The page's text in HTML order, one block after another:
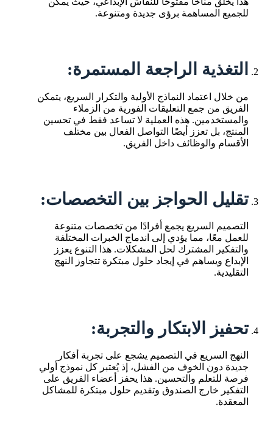
للجميع المساهمة برؤى جديدة ومتنوعة.
التغذية الراجعة المستمرة:
من خلال اعتماد النماذج الأولية والتكرار السريع، يتمكن
الفريق من جمع التعليقات الفورية من الزملاء
والمستخدمين. هذه العملية لا تساعد فقط في تحسين
المنتج، بل تعزز أيضًا التواصل الفعال بين مختلف
الأقسام والوظائف داخل الفريق.
تقليل الحواجز بين التخصصات:
التصميم السريع يجمع أفرادًا من تخصصات متنوعة
للعمل معًا، مما يؤدي إلى اندماج الخبرات المختلفة
والتفكير المشترك لحل المشكلات. هذا التنوع يعزز
الإبداع ويساهم في إيجاد حلول مبتكرة تتجاوز النهج
التقليدية.
تحفيز الابتكار والتجربة:
النهج السريع في التصميم يشجع على تجربة أفكار
جديدة دون الخوف من الفشل، إذ يُعتبر كل نموذج أولي
فرصة للتعلم والتحسين. هذا يحفز أعضاء الفريق على
التفكير خارج الصندوق وتقديم حلول مبتكرة للمشاكل
المعقدة.